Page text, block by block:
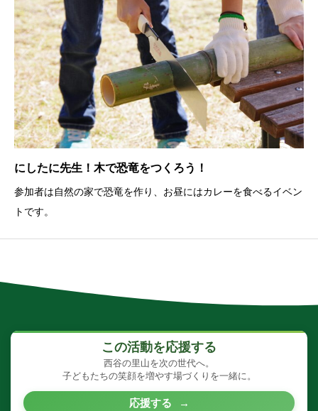
にしたに先生！木で恐竜をつくろう！
参加者は自然の家で恐竜を作り、お昼にはカレーを食べるイベン
トです。
この活動を応援する
西谷の里山を次の世代へ。
子どもたちの笑顔を増やす場づくりを一緒に。
応援する →